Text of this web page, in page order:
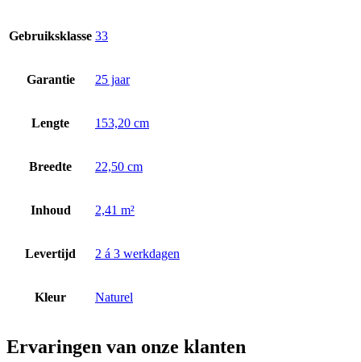
Gebruiksklasse 33
Garantie 25 jaar
Lengte 153,20 cm
Breedte 22,50 cm
Inhoud 2,41 m²
Levertijd 2 á 3 werkdagen
Kleur Naturel
Ervaringen van onze klanten